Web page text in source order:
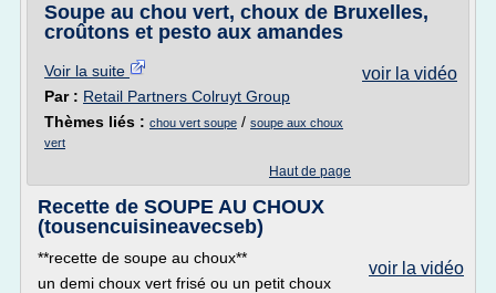
Soupe au chou vert, choux de Bruxelles,
croûtons et pesto aux amandes
voir la vidéo
Voir la suite
Par : Retail Partners Colruyt Group
Thèmes liés : chou vert soupe / soupe aux choux
vert
Haut de page
Recette de SOUPE AU CHOUX
(tousencuisineavecseb)
voir la vidéo
**recette de soupe au choux**
un demi choux vert frisé ou un petit choux